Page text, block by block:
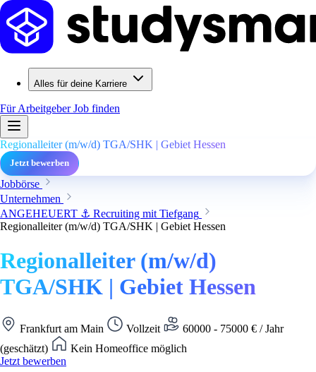
Alles für deine Karriere
Für ArbeitgeberJob finden
Regionalleiter (m/w/d) TGA/SHK | Gebiet Hessen
Jetzt bewerben
Jobbörse
Unternehmen
ANGEHEUERT ⚓ Recruiting mit Tiefgang
Regionalleiter (m/w/d) TGA/SHK | Gebiet Hessen
Regionalleiter (m/w/d)
TGA/SHK | Gebiet Hessen
Frankfurt am Main Vollzeit
60000 - 75000 € / Jahr
(geschätzt)
Kein Homeoffice möglich
Jetzt bewerben